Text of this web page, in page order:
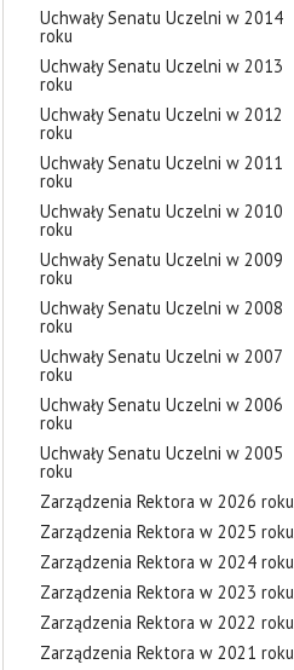
Uchwały Senatu Uczelni w 2014
roku
Uchwały Senatu Uczelni w 2013
roku
Uchwały Senatu Uczelni w 2012
roku
Uchwały Senatu Uczelni w 2011
roku
Uchwały Senatu Uczelni w 2010
roku
Uchwały Senatu Uczelni w 2009
roku
Uchwały Senatu Uczelni w 2008
roku
Uchwały Senatu Uczelni w 2007
roku
Uchwały Senatu Uczelni w 2006
roku
Uchwały Senatu Uczelni w 2005
roku
Zarządzenia Rektora w 2026 roku
Zarządzenia Rektora w 2025 roku
Zarządzenia Rektora w 2024 roku
Zarządzenia Rektora w 2023 roku
Zarządzenia Rektora w 2022 roku
Zarządzenia Rektora w 2021 roku